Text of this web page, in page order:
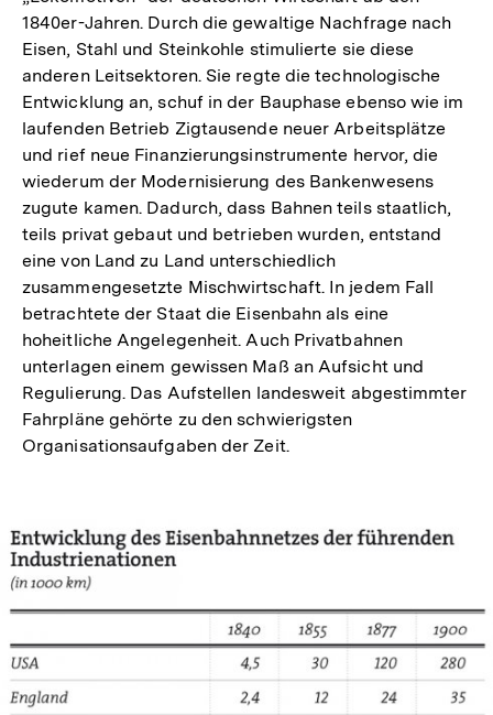
1840er-Jahren. Durch die gewaltige Nachfrage nach
Eisen, Stahl und Steinkohle stimulierte sie diese
anderen Leitsektoren. Sie regte die technologische
Entwicklung an, schuf in der Bauphase ebenso wie im
laufenden Betrieb Zigtausende neuer Arbeitsplätze
und rief neue Finanzierungsinstrumente hervor, die
wiederum der Modernisierung des Bankenwesens
zugute kamen. Dadurch, dass Bahnen teils staatlich,
teils privat gebaut und betrieben wurden, entstand
eine von Land zu Land unterschiedlich
zusammengesetzte Mischwirtschaft. In jedem Fall
betrachtete der Staat die Eisenbahn als eine
hoheitliche Angelegenheit. Auch Privatbahnen
unterlagen einem gewissen Maß an Aufsicht und
Regulierung. Das Aufstellen landesweit abgestimmter
Fahrpläne gehörte zu den schwierigsten
Organisationsaufgaben der Zeit.